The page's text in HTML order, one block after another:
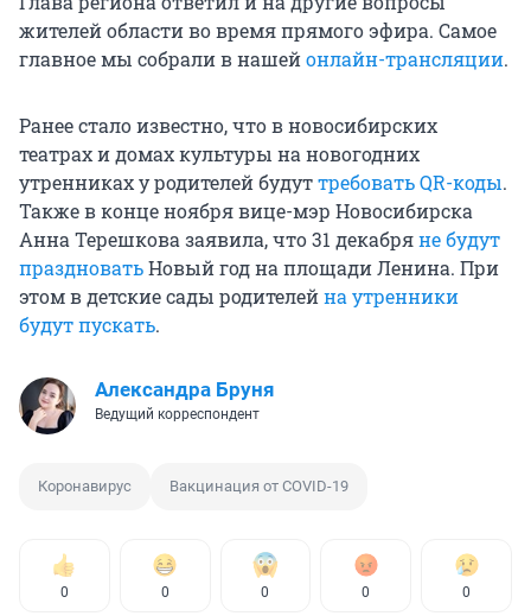
жителей области во время прямого эфира. Самое
главное мы собрали в нашейонлайн-трансляции.
Ранее стало известно, что в новосибирских
театрах и домах культуры на новогодних
утренниках у родителей будуттребовать QR-коды.
Также в конце ноября вице-мэр Новосибирска
Анна Терешкова заявила, что 31 декабряне будут
праздноватьНовый год на площади Ленина. При
этом в детские сады родителейна утренники
будут пускать.
Александра Бруня
Ведущий корреспондент
Коронавирус Вакцинация от COVID-19
0 0 0 0 0